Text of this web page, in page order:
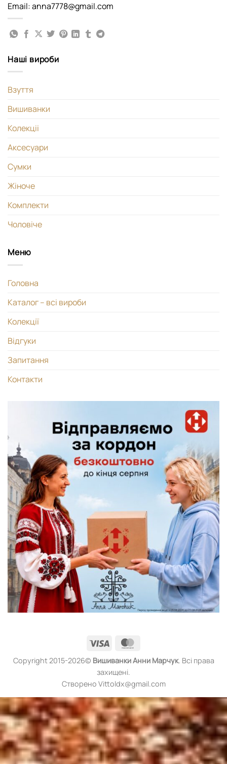
Email: anna7778@gmail.com
Наші вироби
Взуття
Вишиванки
Колекціі
Аксесуари
Сумки
Жіноче
Комплекти
Чоловіче
Меню
Головна
Каталог – всі вироби
Колекції
Відгуки
Запитання
Контакти
Visa
Copyright 2015-2026© ВишиванкиАнни Марчук. Всі права
захищені.
Створено Vittoldx@gmail.com